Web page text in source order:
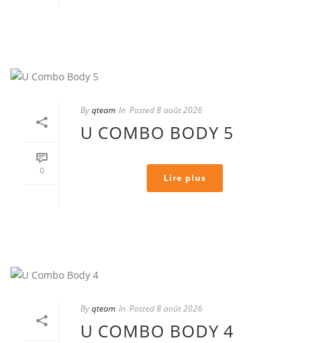
0
Byqteam In Posted8 août 2026
U COMBO BODY 5
Lire plus
Byqteam In Posted8 août 2026
U COMBO BODY 4